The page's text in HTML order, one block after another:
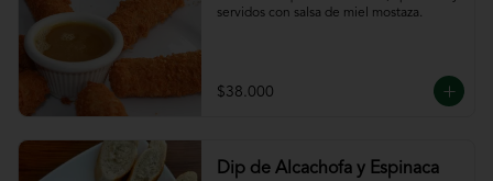
servidos con salsa de miel mostaza.
$38.000
Dip de Alcachofa y Espinaca